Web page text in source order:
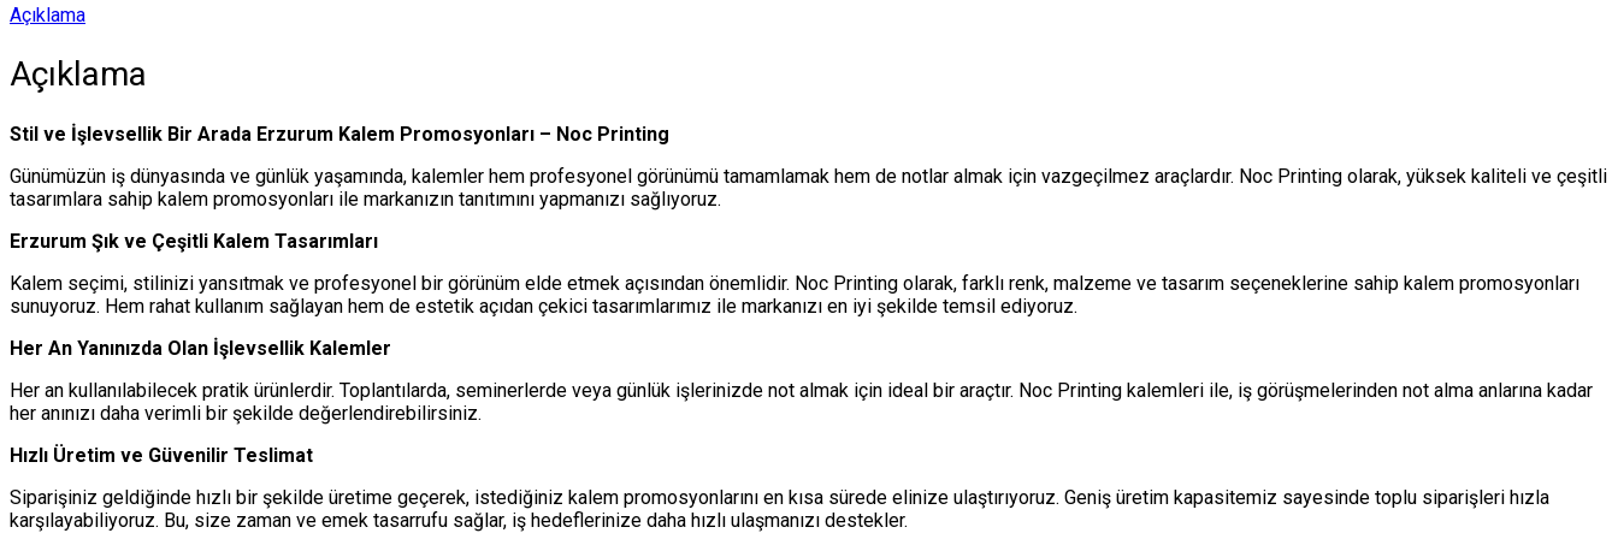
Açıklama
Açıklama
Stil ve İşlevsellik Bir Arada Erzurum Kalem Promosyonları – Noc Printing
Günümüzün iş dünyasında ve günlük yaşamında, kalemler hem profesyonel görünümü tamamlamak hem de notlar almak için vazgeçilmez araçlardır. Noc Printing olarak, yüksek kaliteli ve çeşitli
tasarımlara sahip kalem promosyonları ile markanızın tanıtımını yapmanızı sağlıyoruz.
Erzurum Şık ve Çeşitli Kalem Tasarımları
Kalem seçimi, stilinizi yansıtmak ve profesyonel bir görünüm elde etmek açısından önemlidir. Noc Printing olarak, farklı renk, malzeme ve tasarım seçeneklerine sahip kalem promosyonları
sunuyoruz. Hem rahat kullanım sağlayan hem de estetik açıdan çekici tasarımlarımız ile markanızı en iyi şekilde temsil ediyoruz.
Her An Yanınızda Olan İşlevsellik Kalemler
Her an kullanılabilecek pratik ürünlerdir. Toplantılarda, seminerlerde veya günlük işlerinizde not almak için ideal bir araçtır. Noc Printing kalemleri ile, iş görüşmelerinden not alma anlarına kadar
her anınızı daha verimli bir şekilde değerlendirebilirsiniz.
Hızlı Üretim ve Güvenilir Teslimat
Siparişiniz geldiğinde hızlı bir şekilde üretime geçerek, istediğiniz kalem promosyonlarını en kısa sürede elinize ulaştırıyoruz. Geniş üretim kapasitemiz sayesinde toplu siparişleri hızla
karşılayabiliyoruz. Bu, size zaman ve emek tasarrufu sağlar, iş hedeflerinize daha hızlı ulaşmanızı destekler.